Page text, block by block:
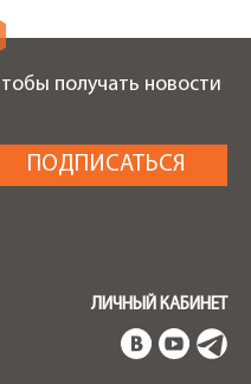
получать новости
ЛИЧНЫЙ КАБИНЕТ